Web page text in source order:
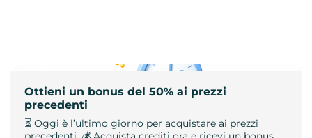
Ottieni un bonus del 50% ai prezzi
precedenti
⏳ Oggi è l’ultimo giorno per acquistare ai prezzi